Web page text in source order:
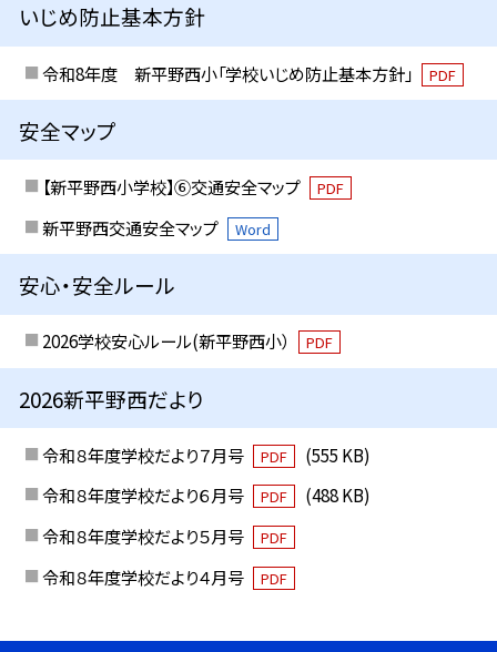
いじめ防止基本方針
令和8年度 新平野西小「学校いじめ防止基本方針」 PDF
安全マップ
【新平野西小学校】⑥交通安全マップ PDF
新平野西交通安全マップ Word
安心・安全ルール
2026学校安心ルール(新平野西小） PDF
2026新平野西だより
令和８年度学校だより７月号 PDF
(555 KB)
令和８年度学校だより６月号
PDF
(488 KB)
令和８年度学校だより５月号
PDF
令和８年度学校だより４月号 PDF